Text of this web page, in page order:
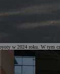
w 2024 roku. W tym